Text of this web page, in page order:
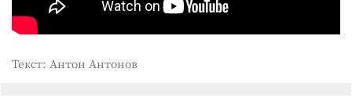
Текст: Антон Антонов